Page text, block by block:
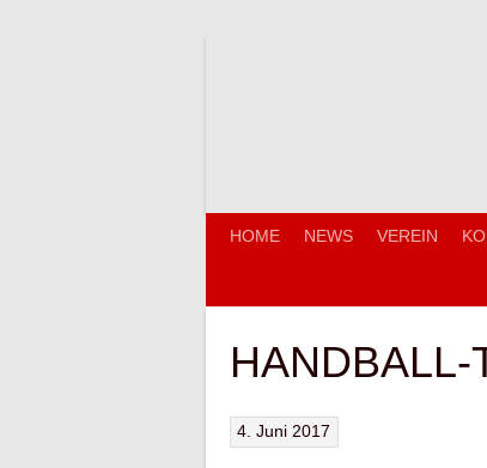
HOME NEWS VEREIN
HANDBALL-
4. Juni 2017